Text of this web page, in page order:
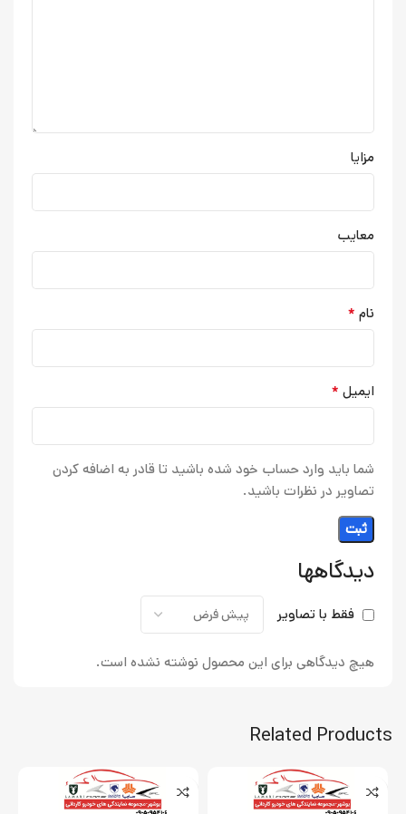
دیدگاهها
فقط با تصاویر
هیچ دیدگاهی برای این محصول نوشته نشده است.
مزایا
معایب
نام *
ایمیل *
شما باید وارد حساب خود شده باشید تا قادر به اضافه کردن
تصاویر در نظرات باشید.
Related Products